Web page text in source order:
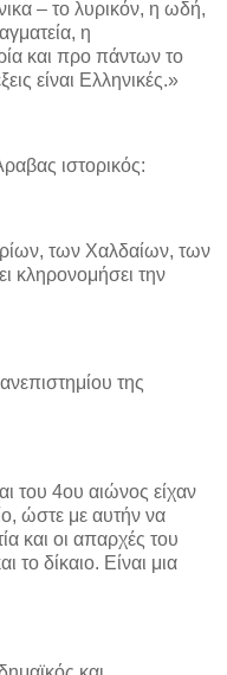
– το λυρικόν, η ωδή,
η
και προ πάντων το
είναι Ελληνικές.»
ιστορικός:
των Χαλδαίων, των
κληρονομήσει την
της
του 4ου αιώνος είχαν
ώστε με αυτήν να
και οι απαρχές του
το δίκαιο. Είναι μια